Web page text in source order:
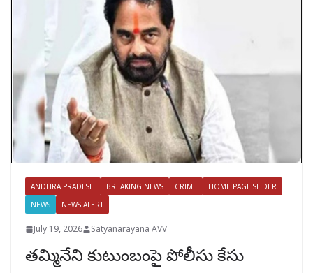
ANDHRA PRADESH BREAKING NEWS CRIME
HOME PAGE SLIDER
NEWS
NEWS ALERT
July 19, 2026 Satyanarayana AVV
తమ్మినేని కుటుంబంపై పోలీసు కేసు